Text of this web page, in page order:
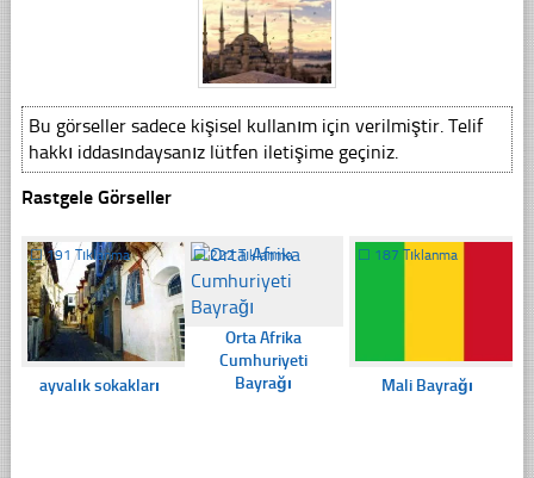
Bu görseller sadece kişisel kullanım için verilmiştir. Telif
hakkı iddasındaysanız lütfen iletişime geçiniz.
Rastgele Görseller
☐191 Tıklanma
ayvalık sokakları
☐222 Tıklanma
Orta Afrika
Cumhuriyeti
Bayrağı
☐ 187 Tıklanma
Mali Bayrağı